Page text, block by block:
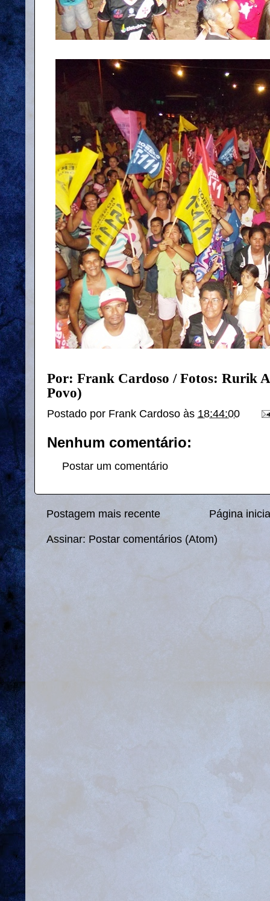
Por: Frank Cardoso / Fotos: Rurik
Povo)
Postado por Frank Cardoso às 18:44:00
Nenhum comentário:
Postar um comentário
Postagem mais recente Página
Assinar: Postar comentários (Atom)